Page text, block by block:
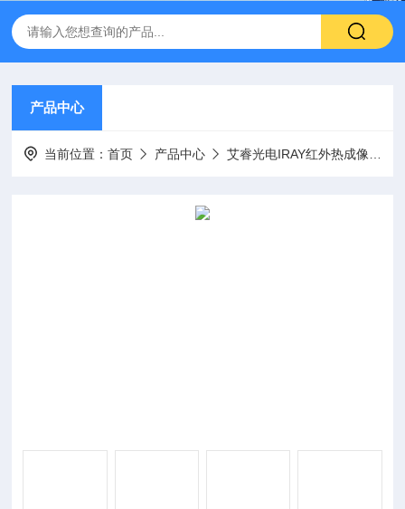
产品中心
当前位置：首页 产品中心 艾睿光电IRAY红外热成像仪